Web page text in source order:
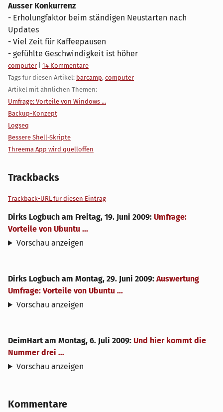
Ausser Konkurrenz
- Erholungfaktor beim ständigen Neustarten nach
Updates
- Viel Zeit für Kaffeepausen
- gefühlte Geschwindigkeit ist höher
Kategorien:
computer
14 Kommentare
Tags für diesen Artikel: barcamp, computer
Artikel mit ähnlichen Themen:
Umfrage: Vorteile von Windows ...
Backup-Konzept
Logseq
Bessere Shell-Skripte
Threema App wird quelloffen
Trackbacks
Trackback-URL für diesen Eintrag
Dirks Logbuch am Freitag, 19. Juni 2009: Umfrage:
Vorteile von Ubuntu ...
Vorschau anzeigen
Dirks Logbuch am Montag, 29. Juni 2009: Auswertung
Umfrage: Vorteile von Ubuntu ...
Vorschau anzeigen
DeimHart am Montag, 6. Juli 2009: Und hier kommt die
Nummer drei ...
Vorschau anzeigen
Kommentare